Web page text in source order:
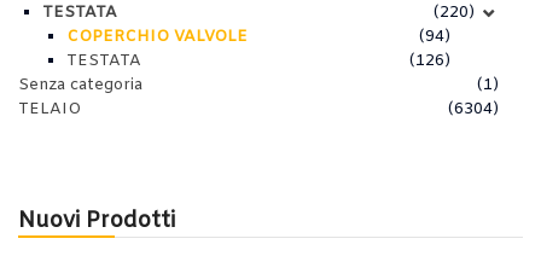
TESTATA
(220)
COPERCHIO VALVOLE
(94)
TESTATA
(126)
Senza categoria
(1)
TELAIO
(6304)
Nuovi Prodotti